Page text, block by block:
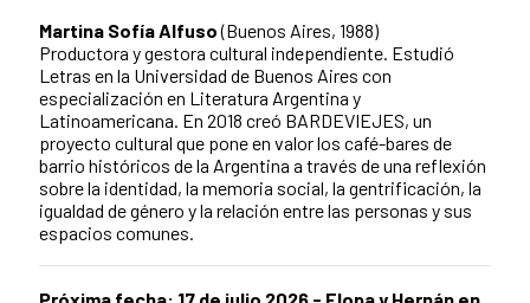
Martina Sofía Alfuso(Buenos Aires, 1988)
Productora y gestora cultural independiente. Estudió
Letras en la Universidad de Buenos Aires con
especialización en Literatura Argentina y
Latinoamericana. En 2018 creó BARDEVIEJES, un
proyecto cultural que pone en valor los café-bares de
barrio históricos de la Argentina a través de una reflexión
sobre la identidad, la memoria social, la gentrificación, la
igualdad de género y la relación entre las personas y sus
espacios comunes.